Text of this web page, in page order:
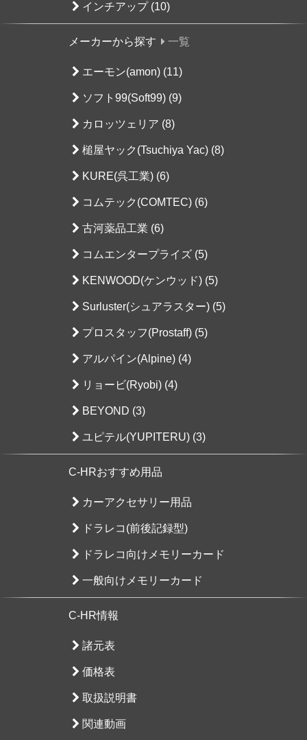
インチアップ (10)
メーカーから探す 一覧
エーモン(amon) (11)
ソフト99(Soft99) (9)
カロッツェリア (8)
槌屋ヤック(Tsuchiya Yac) (8)
KURE(呉工業) (6)
コムテック(COMTEC) (6)
古河薬品工業 (6)
コムエンタープライズ (5)
KENWOOD(ケンウッド) (5)
Surluster(シュアラスター) (5)
プロスタッフ(Prostaff) (5)
アルパイン(Alpine) (4)
リョービ(Ryobi) (4)
BEYOND (3)
ユピテル(YUPITERU) (3)
C-HRおすすめ用品
カーアクセサリー用品
ドラレコ(前後記録型)
ドラレコ向けメモリーカード
一般向けメモリーカード
C-HR情報
諸元表
価格表
取扱説明書
関連動画